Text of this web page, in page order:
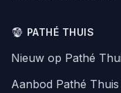
PATHÉ THUIS
Nieuw op Pathé
Aanbod Pathé Thuis